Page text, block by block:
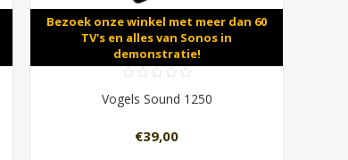
Bezoek onze winkel met meer dan 60
TV's en alles van Sonos in
demonstratie!
Vogels Sound 1250
€39,00